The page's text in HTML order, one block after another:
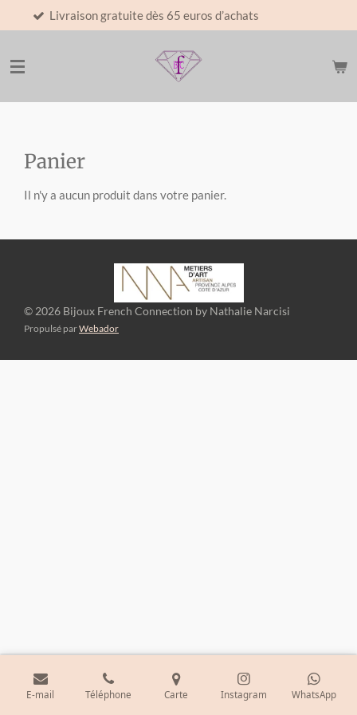
Passer
au
principal
gratuite dès 65 euros d’achats
Panier
Il n'y a aucun produit dans votre panier.
© 2026 Bijoux French Connection by Nathalie Narcisi
Propulsé parWebador
E-mail Téléphone Carte Instagram WhatsApp